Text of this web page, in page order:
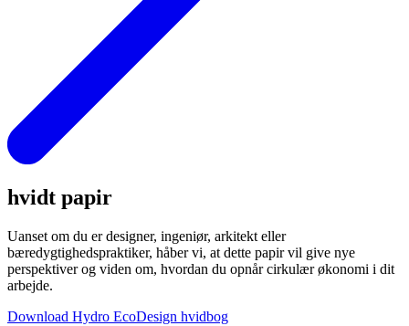
hvidt papir
Uanset om du er designer, ingeniør, arkitekt eller
bæredygtighedspraktiker, håber vi, at dette papir vil give nye
perspektiver og viden om, hvordan du opnår cirkulær økonomi i dit
arbejde.
Download Hydro EcoDesign hvidbog